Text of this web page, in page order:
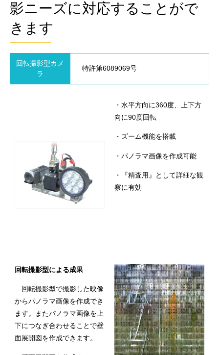
影ニーズに対応することがで
きます
回転撮影型カメ
ラ
特許第6089069号
・水平方向に360度、上下方
向に90度回転
・ズーム機能を搭載
・パノラマ画像を作成可能
・『精査用』として詳細な観
察に有効
回転撮影型による成果
回転撮影型で撮影した映像
からパノラマ画像を作成でき
ます。またパノラマ画像を上
下につなぎ合わせることで壁
面展開図を作成できます。